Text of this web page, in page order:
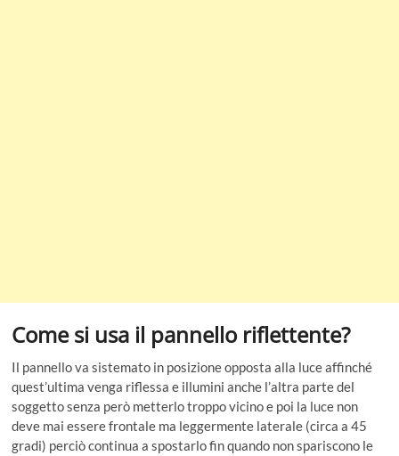
Come si usa il pannello riflettente?
Il pannello va sistemato in posizione opposta alla luce affinché
quest’ultima venga riflessa e illumini anche l’altra parte del
soggetto senza però metterlo troppo vicino e poi la luce non
deve mai essere frontale ma leggermente laterale (circa a 45
gradi) perciò continua a spostarlo fin quando non spariscono le